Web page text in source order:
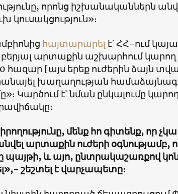
որոնց իշխանականներն
հայտարարել է՝ ՀՀ-ում
արտաքին աշխարհում կարող
հազար [այս երեք ուժերին ձայն
խաղաղության
Կարծում է՝ նման ընկալումը կարող
մենք հո գիտենք, որ
արտաքին ուժերի օգնությամբ,
պայթի, և այո, ընտրակաշառքով
շեշտել է վարչապետը։